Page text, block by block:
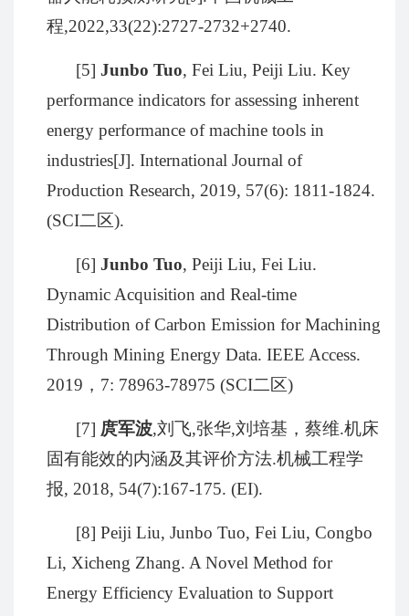
程,2022,33(22):2727-2732+2740.
[5] Junbo Tuo, Fei Liu, Peiji Liu. Key
performance indicators for assessing inherent
energy performance of machine tools in
industries[J]. International Journal of
Production Research, 2019, 57(6): 1811-1824.
(SCI二区).
[6] Junbo Tuo, Peiji Liu, Fei Liu.
Dynamic Acquisition and Real-time
Distribution of Carbon Emission for Machining
Through Mining Energy Data. IEEE Access.
2019 ， 7: 78963-78975 (SCI二区)
[7] 庹军波,刘飞,张华,刘培基，蔡维.机床
固有能效的内涵及其评价方法.机械工程学
报, 2018, 54(7):167-175. (EI).
[8] Peiji Liu, Junbo Tuo, Fei Liu, Congbo
Li, Xicheng Zhang. A Novel Method for
Energy Efficiency Evaluation to Support